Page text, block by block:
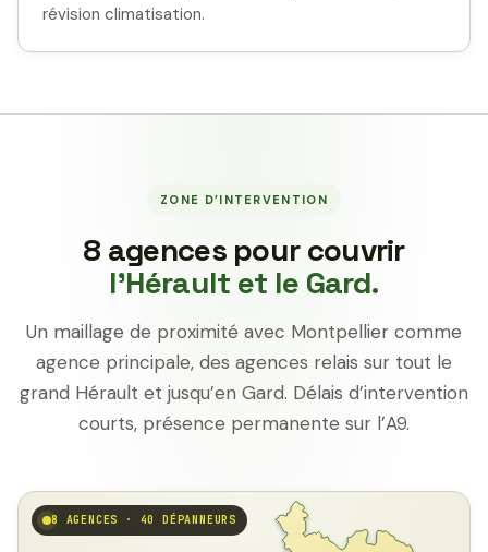
révision climatisation.
ZONE D’INTERVENTION
8 agences pour couvrir
l’Hérault et le Gard.
Un maillage de proximité avec Montpellier comme
agence principale, des agences relais sur tout le
grand Hérault et jusqu’en Gard. Délais d’intervention
courts, présence permanente sur l’A9.
8 AGENCES · 40 DÉPANNEURS